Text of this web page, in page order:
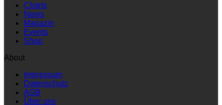
Charts
News
Magazin
Events
Shop
About
Impressum
Datenschutz
AGB
Über uns